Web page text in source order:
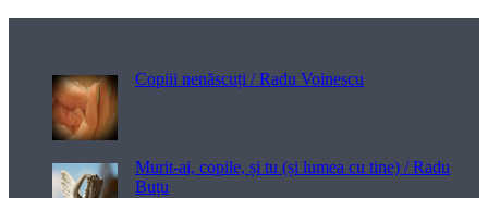
Copiii nenăscuți / Radu Voinescu
Murit-ai, copile, și tu (și lumea cu tine) / Radu
Buțu